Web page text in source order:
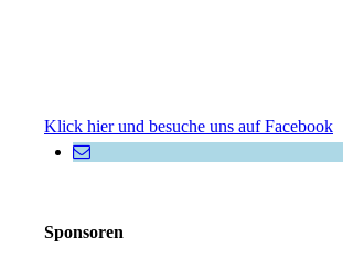
Klick hier und besuche uns auf Facebook
Sponsoren